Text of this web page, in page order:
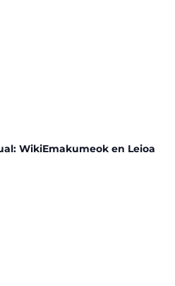
WikiEmakumeok en Leioa